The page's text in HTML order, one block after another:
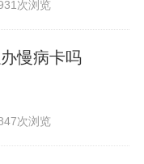
次浏览
慢病卡吗
次浏览